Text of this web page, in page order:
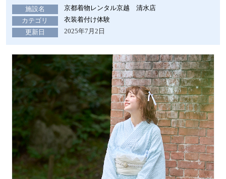
施設名
京都着物レンタル京越 清水店
カテゴリ
衣装着付け体験
更新日
2025年7月2日